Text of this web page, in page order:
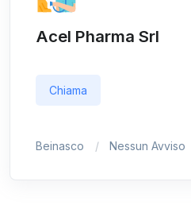
Acel Pharma Srl
Chiama
Beinasco Nessun Avviso